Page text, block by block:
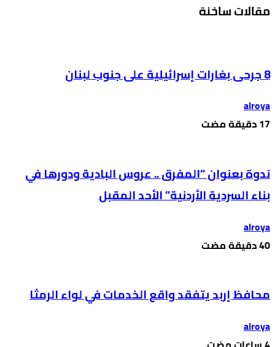
مقالات ساخنة
8 جرحى بغارات إسرائيلية على جنوب لبنان
alroya
ندوة بعنوان “المفرق .. عروس البادية ودورها في
بناء السردية الأردنية” الأحد المقبل
alroya
محافظ إربد يتفقد واقع الخدمات في لواء الرمثا
alroya